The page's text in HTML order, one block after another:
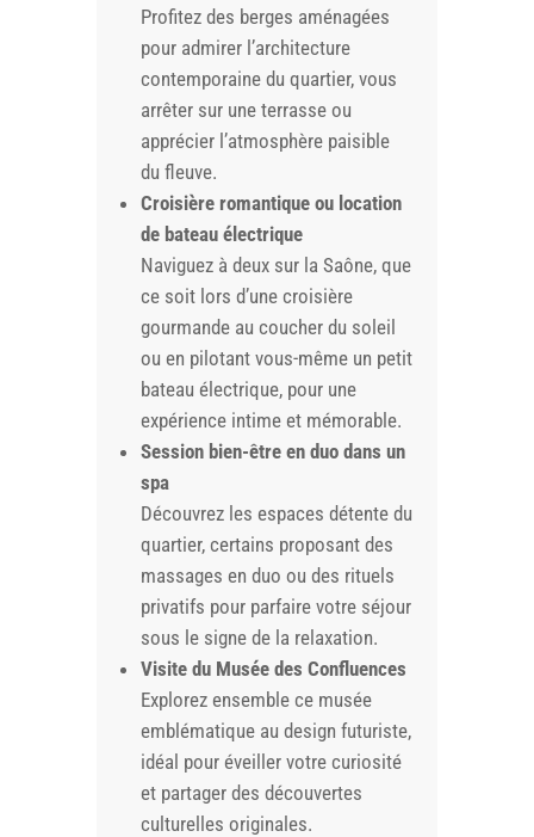
Profitez des berges aménagées
pour admirer l’architecture
contemporaine du quartier, vous
arrêter sur une terrasse ou
apprécier l’atmosphère paisible
du fleuve.
Croisière romantique ou location
de bateau électrique
Naviguez à deux sur la Saône, que
ce soit lors d’une croisière
gourmande au coucher du soleil
ou en pilotant vous-même un petit
bateau électrique, pour une
expérience intime et mémorable.
Session bien-être en duo dans un
spa
Découvrez les espaces détente du
quartier, certains proposant des
massages en duo ou des rituels
privatifs pour parfaire votre séjour
sous le signe de la relaxation.
Visite du Musée des Confluences
Explorez ensemble ce musée
emblématique au design futuriste,
idéal pour éveiller votre curiosité
et partager des découvertes
culturelles originales.